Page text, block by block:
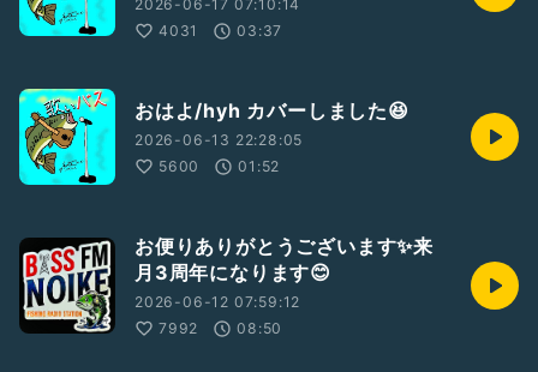
2026-06-17 07:10:14
4031
03:37
おはよ/hyh カバーしました😆
2026-06-13 22:28:05
5600
01:52
お便りありがとうございます✨️来
月3周年になります😊
2026-06-12 07:59:12
7992
08:50